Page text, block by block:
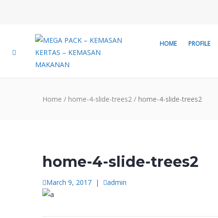
HOME PROFILE
Home / home-4-slide-trees2 / home-4-slide-trees2
home-4-slide-trees2
March 9, 2017 | admin